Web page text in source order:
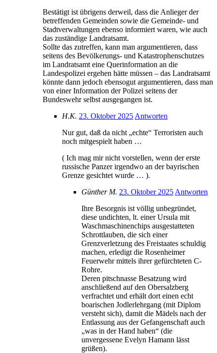
Bestätigt ist übrigens derweil, dass die Anlieger der
betreffenden Gemeinden sowie die Gemeinde- und
Stadtverwaltungen ebenso informiert waren, wie auch
das zuständige Landratsamt.
Sollte das zutreffen, kann man argumentieren, dass
seitens des Bevölkerungs- und Katastrophenschutzes
im Landratsamt eine Querinformation an die
Landespolizei ergehen hätte müssen – das Landratsamt
könnte dann jedoch ebensogut argumentieren, dass man
von einer Information der Polizei seitens der
Bundeswehr selbst ausgegangen ist.
H.K. 23. Oktober 2025 Antworten
Nur gut, daß da nicht „echte“ Terroristen auch
noch mitgespielt haben …
( Ich mag mir nicht vorstellen, wenn der erste
russische Panzer irgendwo an der bayrischen
Grenze gesichtet wurde … ).
Günther M. 23. Oktober 2025 Antworten
Ihre Besorgnis ist völlig unbegründet,
diese undichten, lt. einer Ursula mit
Waschmaschinenchips ausgestatteten
Schrottlauben, die sich einer
Grenzverletzung des Freistaates schuldig
machen, erledigt die Rosenheimer
Feuerwehr mittels ihrer gefürchteten C-
Rohre.
Deren pitschnasse Besatzung wird
anschließend auf den Obersalzberg
verfrachtet und erhält dort einen echt
boarischen Jodlerlehrgang (mit Diplom
versteht sich), damit die Mädels nach der
Entlassung aus der Gefangenschaft auch
„was in der Hand haben“ (die
unvergessene Evelyn Hamann lässt
grüßen).